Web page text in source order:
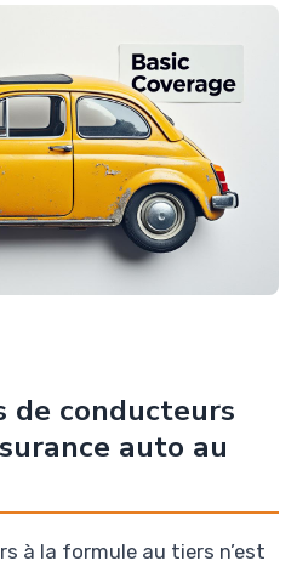
de conducteurs
auto au
à la formule au tiers n’est